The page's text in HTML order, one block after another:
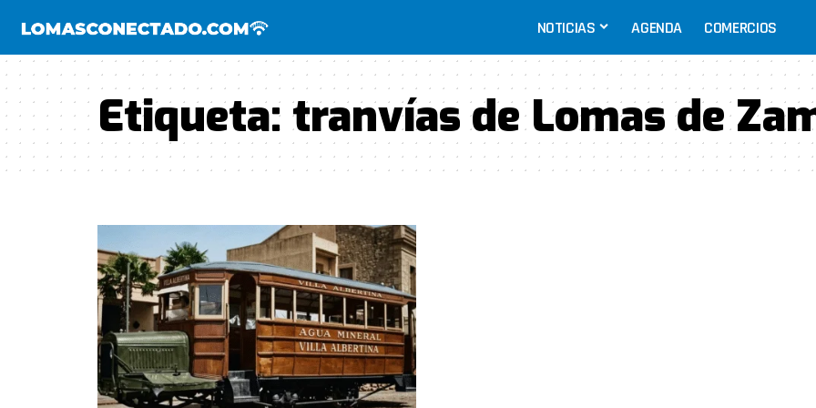
NOTICIAS AGENDA COMERCIOS
Etiqueta: tranvías de Lomas de